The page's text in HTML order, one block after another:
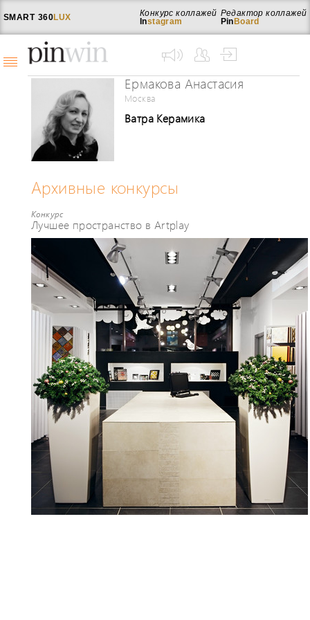
SMART 360LUX
Редактор коллажей
Pin Board
Конкурс коллажей
Instagram
Ермакова Анастасия
Москва
Ватра Керамика
Архивные конкурсы
Конкурс
Лучшее пространство в Artplay